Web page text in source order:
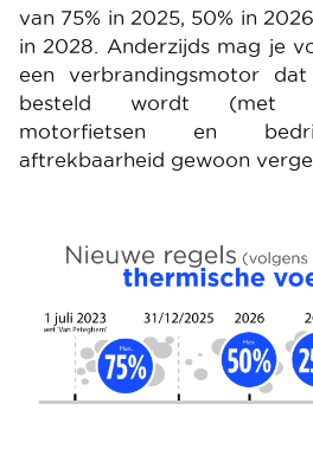
van 75% in 2025, 50% in
in 2028. Anderzijds mag je
een verbrandingsmotor
besteld wordt (met
motorfietsen en
aftrekbaarheid gewoon
Image